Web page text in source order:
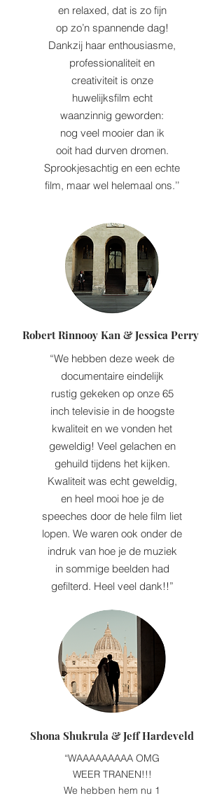
en relaxed, dat is zo fijn
op zo’n spannende dag!
Dankzij haar enthousiasme,
professionaliteit en
creativiteit is onze
huwelijksfilm echt
waanzinnig geworden:
nog veel mooier dan ik
ooit had durven dromen.
Sprookjesachtig en een echte
film, maar wel helemaal ons.’’
Robert Rinnooy Kan & Jessica Perry
“We hebben deze week de
documentaire eindelijk
rustig gekeken op onze 65
inch televisie in de hoogste
kwaliteit en we vonden het
geweldig! Veel gelachen en
gehuild tijdens het kijken.
Kwaliteit was echt geweldig,
en heel mooi hoe je de
speeches door de hele film liet
lopen. We waren ook onder de
indruk van hoe je de muziek
in sommige beelden had
gefilterd. Heel veel dank!!”
Shona Shukrula & Jeff Hardeveld
“WAAAAAAAAA OMG
WEER TRANEN!!!
We hebben hem nu 1